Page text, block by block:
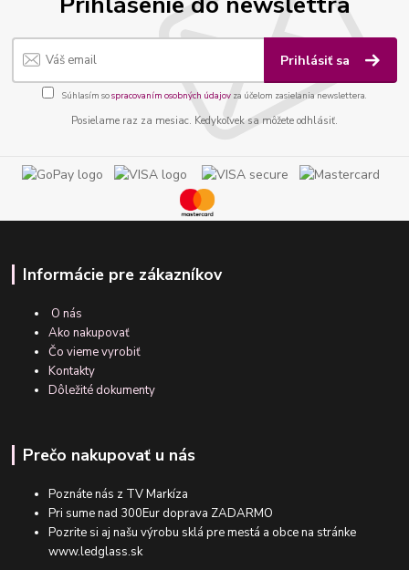
Prihlásiť sa
Súhlasím sospracovaním osobných údajov za účelom zasielania newslettera.
Posielame raz za mesiac. Kedykoľvek sa môžete odhlásiť.
Informácie pre zákazníkov
O nás
Ako nakupovať
Čo vieme vyrobiť
Kontakty
Dôležité dokumenty
Prečo nakupovať u nás
Poznáte nás z TV Markíza
Pri sume nad 300Eur doprava ZADARMO
Pozrite si aj našu výrobu sklá pre mestá a obce na stránke
www.ledglass.sk